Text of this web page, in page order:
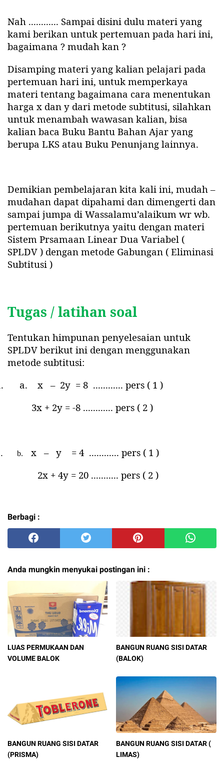
Nah ............ Sampai disini dulu materi yang
kami berikan untuk pertemuan pada hari ini,
bagaimana ? mudah kan ?
Disamping materi yang kalian pelajari pada
pertemuan hari ini, untuk memperkaya
materi tentang bagaimana cara menentukan
harga x dan y dari metode subtitusi, silahkan
untuk menambah wawasan kalian, bisa
kalian baca Buku Bantu Bahan Ajar yang
berupa LKS atau Buku Penunjang lainnya.
Demikian pembelajaran kita kali ini, mudah –
mudahan dapat dipahami dan dimengerti dan
sampai jumpa di Wassalamu’alaikum wr wb.
pertemuan berikutnya yaitu dengan materi
Sistem Prsamaan Linear Dua Variabel (
SPLDV ) dengan metode Gabungan ( Eliminasi
Subtitusi )
Tugas / latihan soal
Tentukan himpunan penyelesaian untuk
SPLDV berikut ini dengan menggunakan
metode subtitusi:
a. x – 2y = 8 ............ pers ( 1 )
3x + 2y = -8 ............ pers ( 2 )
b. x – y = 4 ............ pers ( 1 )
2x + 4y = 20 ........... pers ( 2 )
Berbagi :
Anda mungkin menyukai postingan ini :
LUAS PERMUKAAN DAN
VOLUME BALOK
BANGUN RUANG SISI DATAR
(BALOK)
BANGUN RUANG SISI DATAR
(PRISMA)
BANGUN RUANG SISI DATAR (
LIMAS)